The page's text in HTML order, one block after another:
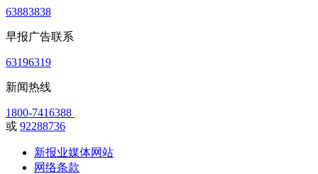
63883838
早报广告联系
63196319
新闻热线
1800-7416388
或 92288736
新报业媒体网站
网络条款